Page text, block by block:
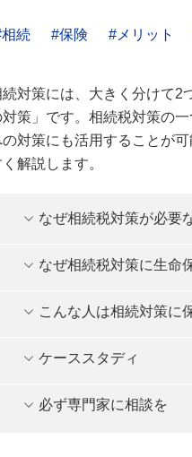
相続 保険 メリット
続対策には、大きく分けて2
対策」です。相続税対策の
の対策にも活用することが
解説します。
なぜ相続税対策が必要
なぜ相続税対策に生命
こんな人は相続対策に
ケーススタディ
必ず専門家に相談を